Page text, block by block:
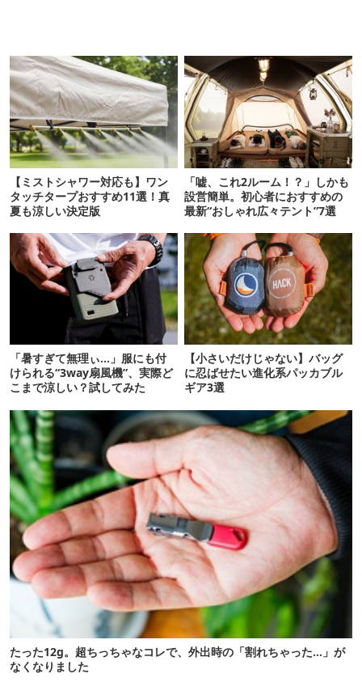
【ミストシャワー対応も】ワン
タッチタープおすすめ11選！真
夏も涼しい決定版
「嘘、これ2ルーム！？」しかも
設営簡単。初心者におすすめの
最新“おしゃれ広々テント”7選
「暑すぎて無理ぃ…」服にも付
けられる“3way扇風機”、実際ど
こまで涼しい？試してみた
【小さいだけじゃない】バッグ
に忍ばせたい進化系パッカブル
ギア3選
たった12g。超ちっちゃなコレで、外出時の「割れちゃった…」が
なくなりました